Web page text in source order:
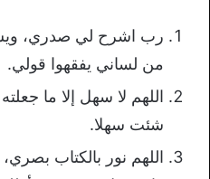
رب اشرح لي صدري،
من لساني يفقهوا قولي.
اللهم لا سهل إلا ما
شئت سهلا.
اللهم نور بالكتاب